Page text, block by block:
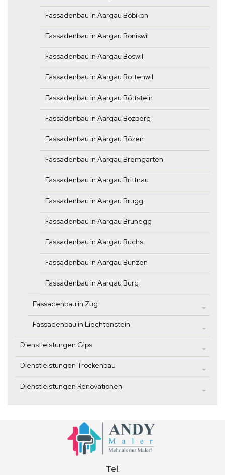
Fassadenbau in Aargau Böbikon
Fassadenbau in Aargau Boniswil
Fassadenbau in Aargau Boswil
Fassadenbau in Aargau Bottenwil
Fassadenbau in Aargau Böttstein
Fassadenbau in Aargau Bözberg
Fassadenbau in Aargau Bözen
Fassadenbau in Aargau Bremgarten
Fassadenbau in Aargau Brittnau
Fassadenbau in Aargau Brugg
Fassadenbau in Aargau Brunegg
Fassadenbau in Aargau Buchs
Fassadenbau in Aargau Bünzen
Fassadenbau in Aargau Burg
Fassadenbau in Zug
Fassadenbau in Liechtenstein
Dienstleistungen Gips
Dienstleistungen Trockenbau
Dienstleistungen Renovationen
Tel: